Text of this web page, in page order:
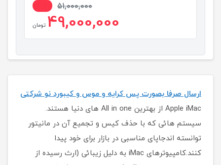
51,000,000
49,000,000 تومان
ارسال صرفا بصورت پس کرایه و موس و کیبورد نو شرکتی
Apple iMac از بهترین All in one های دنیا هستند.
سیستم هائی که با حذف کیس و تجمیع آن در مانیتور
توانسته اندجاپای مناسبی در بازار برای خود پیدا
کنند.کامپیوترهای iMac به دلیل زیبائی (ارث رسیده از